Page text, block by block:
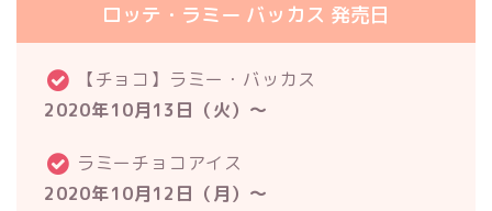
ロッテ・ラミー バッカス 発売日
【チョコ】ラミー・バッカス
2020年10月13日（火）～
ラミーチョコアイス
2020年10月12日（月）～